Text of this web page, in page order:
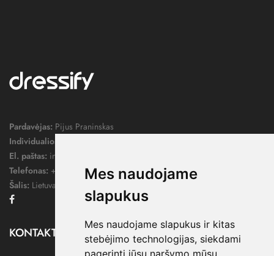
Mes naudojame
slapukus
Mes naudojame slapukus ir kitas
stebėjimo technologijas, siekdami
pagerinti jūsų naršymo mūsų
Pardavėjas: Pijus Praninskas
Individualios veiklos pažymos nr.:
El. paštas: info@dressify.lt
Telefonas: +370 676 78578
Šalis: Lietuva
KONTAKTAI